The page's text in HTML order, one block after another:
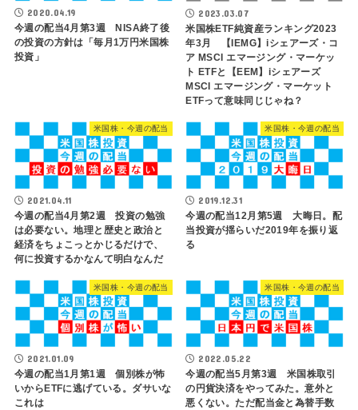
2020.04.19
今週の配当4月第3週 NISA終了後
の投資の方針は「毎月1万円米国株
投資」
2023.03.07
米国株ETF純資産ランキング2023
年3月 【IEMG】iシェアーズ・コ
ア MSCI エマージング・マーケッ
ト ETFと【EEM】iシェアーズ
MSCI エマージング・マーケット
ETFって意味同じじゃね？
米国株・今週の配当
2021.04.11
今週の配当4月第2週 投資の勉強
は必要ない。地理と歴史と政治と
経済をちょこっとかじるだけで、
何に投資するかなんて明白なんだ
米国株・今週の配当
2019.12.31
今週の配当12月第5週 大晦日。配
当投資が揺らいだ2019年を振り返
る
米国株・今週の配当
2021.01.09
今週の配当1月第1週 個別株が怖
いからETFに逃げている。ダサいな
これは
米国株・今週の配当
2022.05.22
今週の配当5月第3週 米国株取引
の円貨決済をやってみた。意外と
悪くない。ただ配当金と為替手数